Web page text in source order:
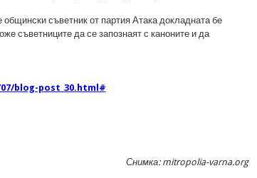
съветник от партия Атака докладната бе
съветниците да се запознаят с каноните и да
blog-post_30.html#
Снимка: mitropolia-varna.org